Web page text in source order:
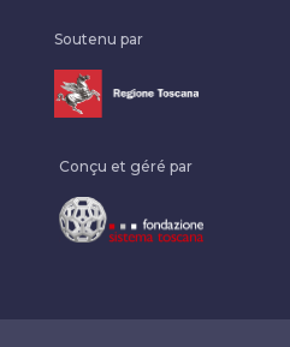
Soutenu par
Conçu et géré par